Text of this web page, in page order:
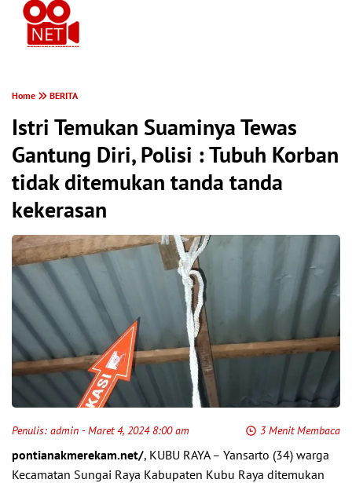
Home BERITA
Istri Temukan Suaminya Tewas
Gantung Diri, Polisi : Tubuh Korban
tidak ditemukan tanda tanda
kekerasan
Penulis: admin - Maret 4, 2024 8:00 am 3 Menit Membaca
pontianakmerekam.net/, KUBU RAYA – Yansarto (34) warga
Kecamatan Sungai Raya Kabupaten Kubu Raya ditemukan